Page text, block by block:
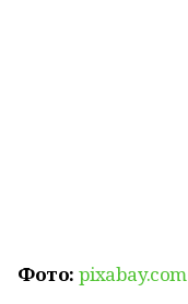
Фото: pixabay.com